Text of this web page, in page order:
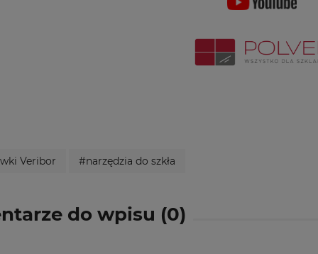
Veribor #narzędzia do szkła
do wpisu (0)